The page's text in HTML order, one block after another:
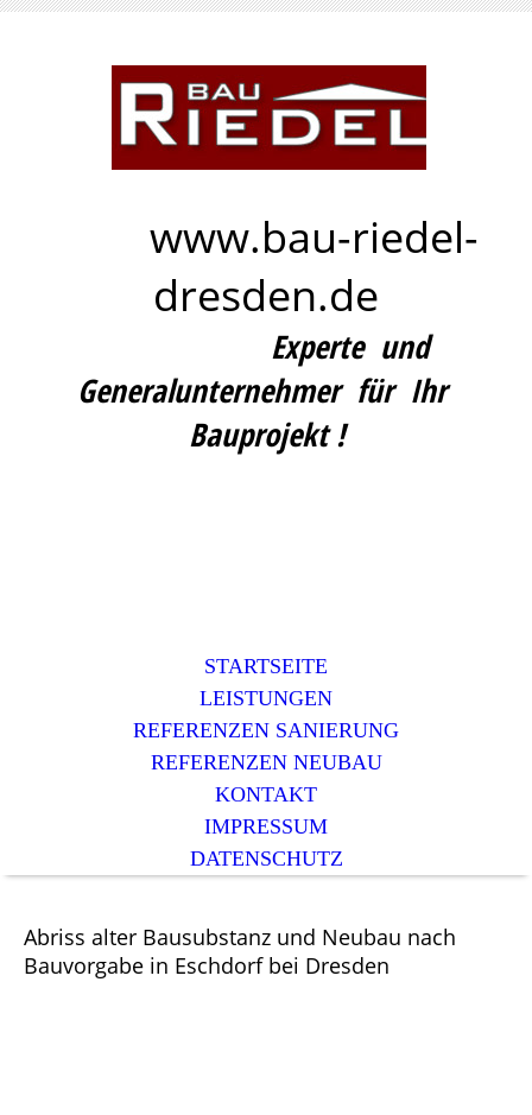
www.bau-riedel-
dresden.de
Experte und
Generalunternehmer für Ihr
Bauprojekt !
STARTSEITE
LEISTUNGEN
REFERENZEN SANIERUNG
REFERENZEN NEUBAU
KONTAKT
IMPRESSUM
DATENSCHUTZ
Abriss alter Bausubstanz und Neubau nach
Bauvorgabe in Eschdorf bei Dresden